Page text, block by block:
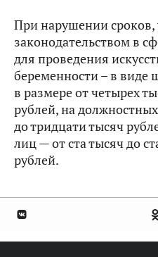
При нарушении сроков,
законодательствомв
для проведения
беременности – в виде
в размере от четырех
рублей,на должностных
до тридцатитысяч
лиц — от ста тысяч до
рублей.